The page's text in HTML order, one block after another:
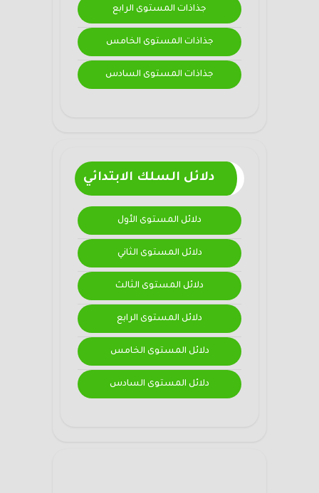
جذاذات المستوى الرابع
جذاذات المستوى الخامس
جذاذات المستوى السادس
دلائل السلك الابتدائي
دلائل المستوى الأول
دلائل المستوى الثاني
دلائل المستوى الثالث
دلائل المستوى الرابع
دلائل المستوى الخامس
دلائل المستوى السادس